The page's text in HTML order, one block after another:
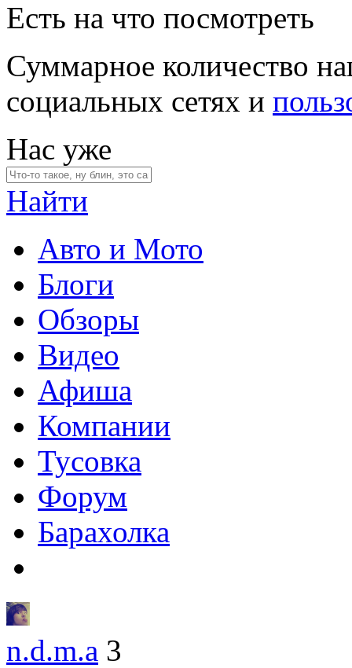
Есть на что посмотреть
Суммарное количество
социальных сетях и
Нас уже
Найти
Авто и Мото
Блоги
Обзоры
Видео
Афиша
Компании
Тусовка
Форум
Барахолка
n.d.m.a 3